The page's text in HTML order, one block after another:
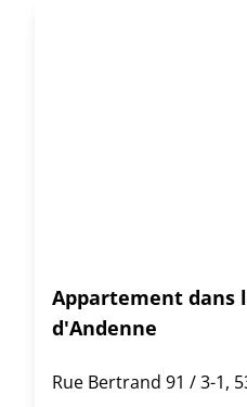
Appartement dans
d'Andenne
Rue Bertrand 91 / 3-1,